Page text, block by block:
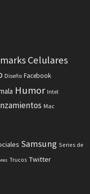
Celulares
Diseño Facebook
Humor Intel
Mac
Samsung Series de
Trucos Twitter